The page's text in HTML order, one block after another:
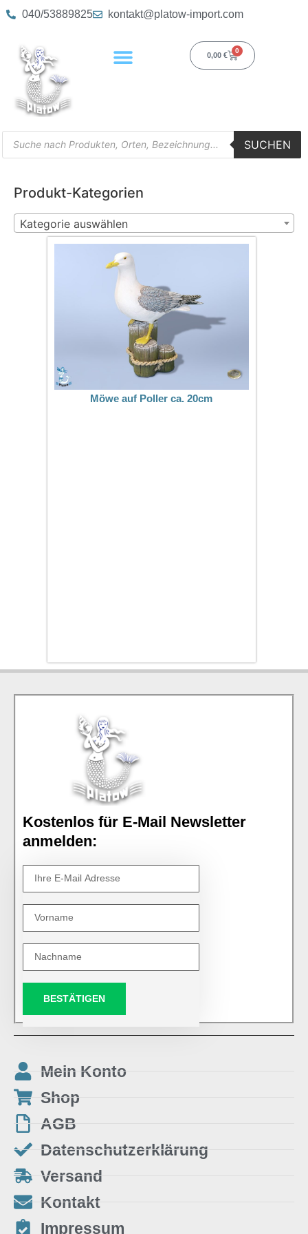
040/53889825 kontakt@platow-import.com
0,00 €
0
SUCHEN
Produkt-Kategorien
Kategorie auswählen
Möwe auf Poller ca. 20cm
Kostenlos für E-Mail Newsletter
anmelden:
BESTÄTIGEN
Mein Konto
Shop
AGB
Datenschutzerklärung
Versand
Kontakt
Impressum